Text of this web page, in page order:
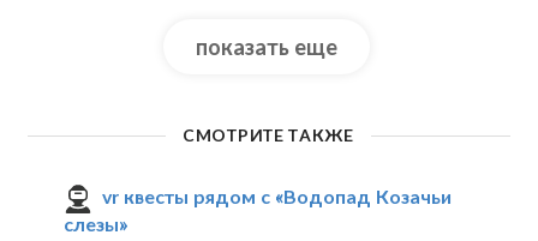
показать еще
СМОТРИТЕ ТАКЖЕ
vr квесты рядом с «Водопад Козачьи
слезы»